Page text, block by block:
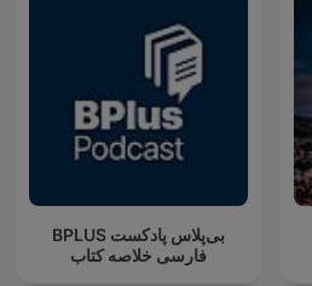
‌BPLUS بی‌پلاس پادکست
فارسی خلاصه کتاب